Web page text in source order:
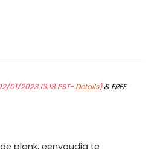
01/2023 13:18 PST- Details)&FREE